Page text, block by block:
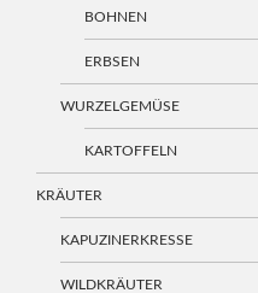
BOHNEN
ERBSEN
WURZELGEMÜSE
KARTOFFELN
KRÄUTER
KAPUZINERKRESSE
WILDKRÄUTER